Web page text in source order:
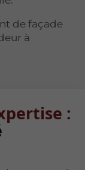
de façade
à
: